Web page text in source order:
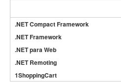
.NET Compact Framework
.NET Framework
.NET para Web
.NET Remoting
1ShoppingCart